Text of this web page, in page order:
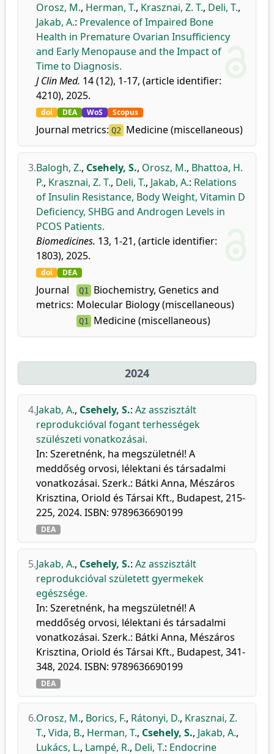
Orosz, M., Herman, T., Krasznai, Z. T., Deli, T.,
Jakab, A.: Prevalence of Impaired Bone
Health in Premature Ovarian Insufficiency
and Early Menopause and the Impact of
Time to Diagnosis.
J Clin Med. 14 (12), 1-17, (article identifier:
4210), 2025.
doi DEA WoS Scopus
Journal metrics: Q2 Medicine (miscellaneous)
3.Balogh, Z., Csehely, S., Orosz, M., Bhattoa, H.
P., Krasznai, Z. T., Deli, T., Jakab, A.: Relations
of Insulin Resistance, Body Weight, Vitamin D
Deficiency, SHBG and Androgen Levels in
PCOS Patients.
Biomedicines. 13, 1-21, (article identifier:
1803), 2025.
doi DEA
Journal
metrics:
Q1
Biochemistry, Genetics and
Molecular Biology (miscellaneous)
Q1 Medicine (miscellaneous)
2024
4.Jakab, A., Csehely, S.: Az asszisztált
reprodukcióval fogant terhességek
szülészeti vonatkozásai.
In: Szeretnénk, ha megszületnél! A
meddőség orvosi, lélektani és társadalmi
vonatkozásai. Szerk.: Bátki Anna, Mészáros
Krisztina, Oriold és Társai Kft., Budapest, 215-
225, 2024. ISBN: 9789636690199
DEA
5.Jakab, A., Csehely, S.: Az asszisztált
reprodukcióval született gyermekek
egészsége.
In: Szeretnénk, ha megszületnél! A
meddőség orvosi, lélektani és társadalmi
vonatkozásai. Szerk.: Bátki Anna, Mészáros
Krisztina, Oriold és Társai Kft., Budapest, 341-
348, 2024. ISBN: 9789636690199
DEA
6.Orosz, M., Borics, F., Rátonyi, D., Krasznai, Z.
T., Vida, B., Herman, T., Csehely, S., Jakab, A.,
Lukács, L., Lampé, R., Deli, T.: Endocrine